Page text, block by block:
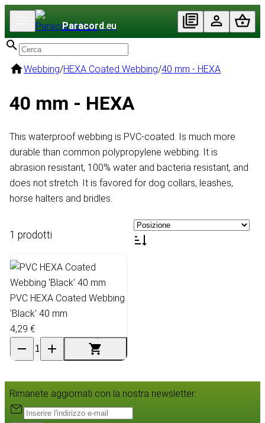
Paracord.eu
Webbing/HEXA Coated Webbing/40 mm - HEXA
40 mm - HEXA
This waterproof webbing is PVC-coated. Is much more
durable than common polypropylene webbing. It is
abrasion resistant, 100% water and bacteria resistant, and
does not stretch. It is favored for dog collars, leashes,
horse halters and bridles.
1 prodotti
PVC HEXA Coated Webbing
'Black' 40 mm
4,29 €
Rimanete aggiornati con la nostra newsletter: